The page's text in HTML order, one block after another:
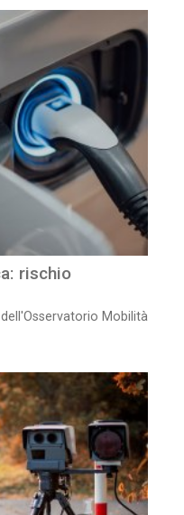
rischio
Mobilità